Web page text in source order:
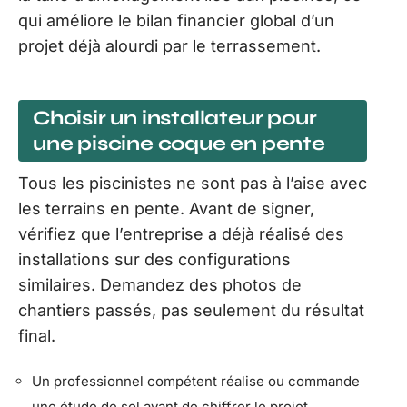
qui améliore le bilan financier global d’un
projet déjà alourdi par le terrassement.
Choisir un installateur pour
une piscine coque en pente
Tous les piscinistes ne sont pas à l’aise avec
les terrains en pente. Avant de signer,
vérifiez que l’entreprise a déjà réalisé des
installations sur des configurations
similaires. Demandez des photos de
chantiers passés, pas seulement du résultat
final.
Un professionnel compétent réalise ou commande